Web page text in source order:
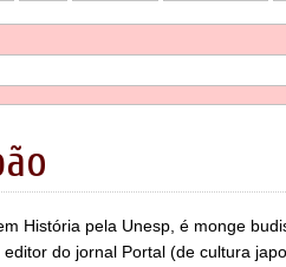
História pela Unesp, é monge
do jornal Portal (de cultura